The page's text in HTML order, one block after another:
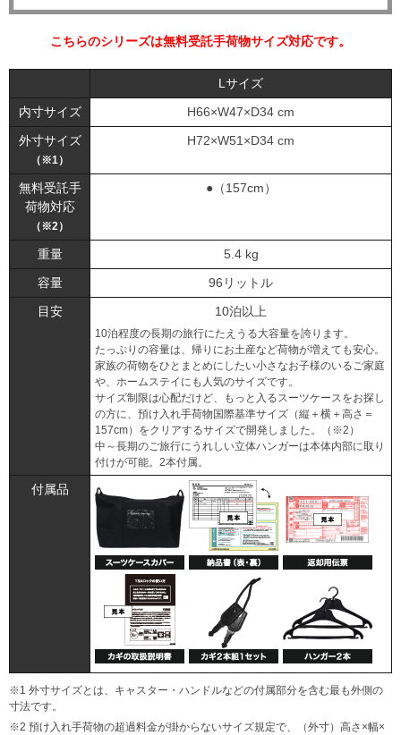
こちらのシリーズは無料受託手荷物サイズ対応です。
Lサイズ
内寸サイズ
H66×W47×D34 cm
外寸サイズ
（※1）
H72×W51×D34 cm
無料受託手
荷物対応
（※2）
●（157cm）
重量
5.4 kg
容量
96リットル
目安
10泊以上
10泊程度の長期の旅行にたえうる大容量を誇ります。
たっぷりの容量は、帰りにお土産など荷物が増えても安心。
家族の荷物をひとまとめにしたい小さなお子様のいるご家庭
や、ホームステイにも人気のサイズです。
サイズ制限は心配だけど、もっと入るスーツケースをお探し
の方に、預け入れ手荷物国際基準サイズ（縦＋横＋高さ＝
157cm）をクリアするサイズで開発しました。（※2）
中～長期のご旅行にうれしい立体ハンガーは本体内部に取り
付けが可能。2本付属。
付属品
※1 外寸サイズとは、キャスター・ハンドルなどの付属部分を含む最も外側の
寸法です。
※2 預け入れ手荷物の超過料金が掛からないサイズ規定で、（外寸）高さ×幅×